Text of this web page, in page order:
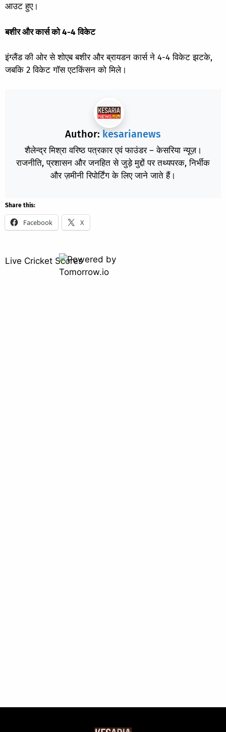
आउट हुए।
बशीर और कार्स को 4-4 विकेट
इंग्लैंड की ओर से शोएब बशीर और ब्रायडन कार्स ने 4-4 विकेट झटके,
जबकि 2 विकेट गॉस एटकिंसन को मिले।
Author: kesarianews
शैलेन्द्र मिश्रा वरिष्ठ पत्रकार एवं फाउंडर – केसरिया न्यूज़।
राजनीति, प्रशासन और जनहित से जुड़े मुद्दों पर तथ्यपरक, निर्भीक
और ज़मीनी रिपोर्टिंग के लिए जाने जाते हैं।
Share this:
Facebook X
Live Cricket Scores